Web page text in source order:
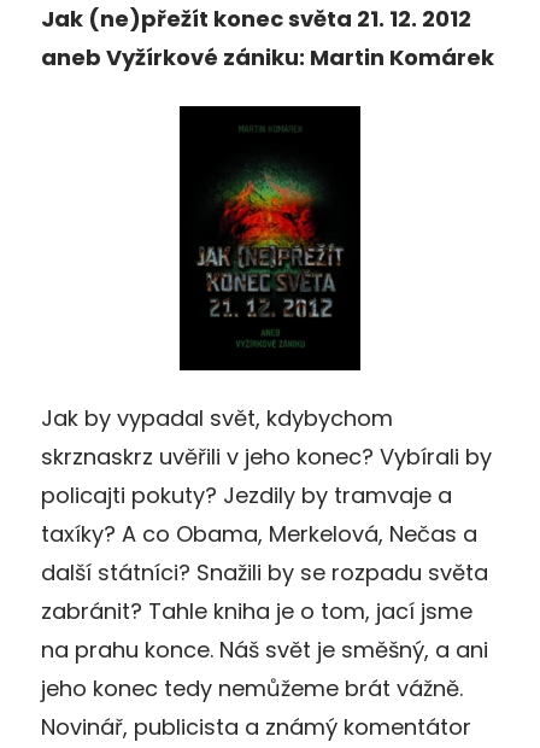
Jak (ne)přežít konec světa 21. 12. 2012
aneb Vyžírkové zániku: Martin Komárek
Jak by vypadal svět, kdybychom
skrznaskrz uvěřili v jeho konec? Vybírali by
policajti pokuty? Jezdily by tramvaje a
taxíky? A co Obama, Merkelová, Nečas a
další státníci? Snažili by se rozpadu světa
zabránit? Tahle kniha je o tom, jací jsme
na prahu konce. Náš svět je směšný, a ani
jeho konec tedy nemůžeme brát vážně.
Novinář, publicista a známý komentátor